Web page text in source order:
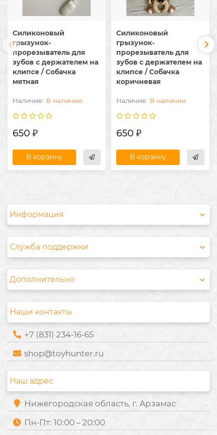
Силиконовый
грызунок-
прорезыватель для
зубов с держателем на
клипсе / Собачка
мятная
В наличии
650 ₽
В корзину
Силиконовый
грызунок-
прорезыватель для
зубов с держателем на
клипсе / Собачка
коричневая
В наличии
650 ₽
В корзину
Информация
Служба поддержки
Дополнительно
Наши контакты
+7 (831) 234-16-65
shop@toyhunter.ru
Наш адрес
Нижегородская область, г. Арзамас
Пн-Пт: 10:00 – 20:00